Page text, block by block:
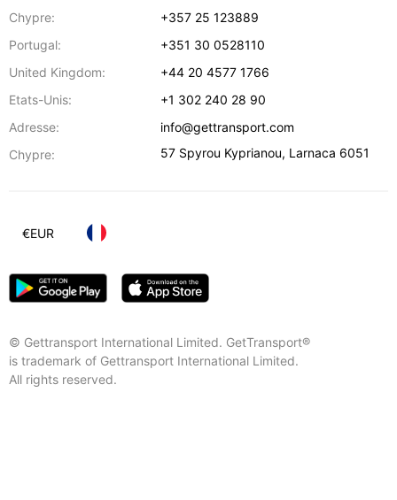
Chypre:
+357 25 123889
Portugal:
+351 30 0528110
United Kingdom:
+44 20 4577 1766
Etats-Unis:
+1 302 240 28 90
Adresse:
info@gettransport.com
Chypre:
57 Spyrou Kyprianou, Larnaca 6051
© Gettransport International Limited. GetTransport®
is trademark of Gettransport International Limited.
All rights reserved.
€EUR